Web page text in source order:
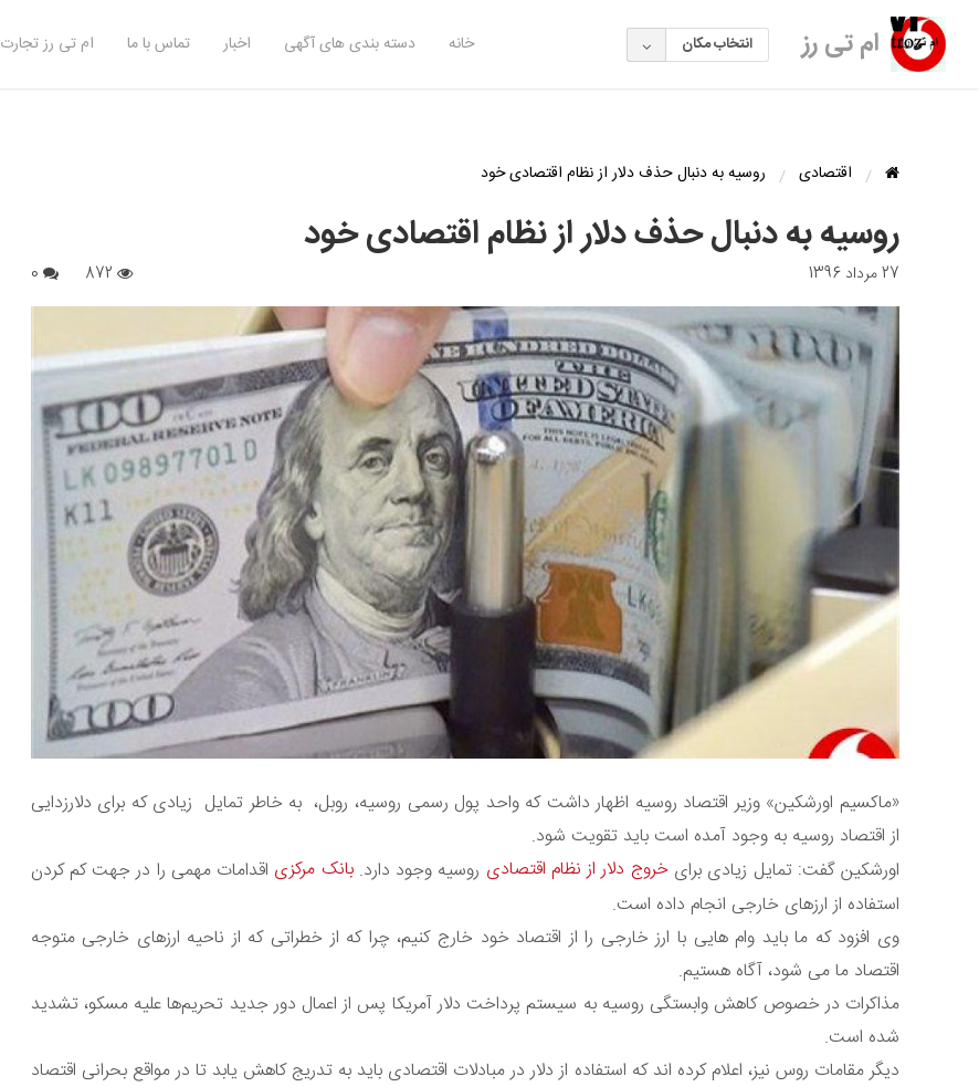
ام تی رز انتخاب مکان خانه دسته بندی های آگهی اخبار تماس با ما ام تی رز تجارت
اقتصادی روسیه به دنبال حذف دلار از نظام اقتصادی خود
روسیه به دنبال حذف دلار از نظام اقتصادی خود
27 مرداد 1396
«ماکسیم اورشکین» وزیر اقتصاد روسیه اظهار داشت که واحد پول رسمی روسیه، روبل، به خاطر تمایل زیادی که برای دلارزدایی
از اقتصاد روسیه به وجود آمده است باید تقویت شود.
اورشکین گفت: تمایل زیادی برای خروج دلار از نظام اقتصادی روسیه وجود دارد.بانک مرکزی اقدامات مهمی را در جهت کم کردن
استفاده از ارزهای خارجی انجام داده است.
وی افزود که ما باید وام هایی با ارز خارجی را از اقتصاد خود خارج کنیم، چرا که از خطراتی که از ناحیه ارزهای خارجی متوجه
اقتصاد ما می شود، آگاه هستیم.
مذاکرات در خصوص کاهش وابستگی روسیه به سیستم پرداخت دلار آمریکا پس از اعمال دور جدید تحریم‌ها علیه مسکو، تشدید
شده است.
دیگر مقامات روس نیز، اعلام کرده اند که استفاده از دلار در مبادلات اقتصادی باید به تدریج کاهش یابد تا در مواقع بحرانی اقتصاد